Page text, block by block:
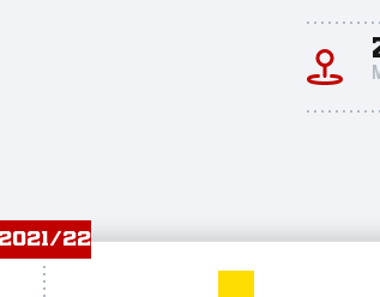
2021/22